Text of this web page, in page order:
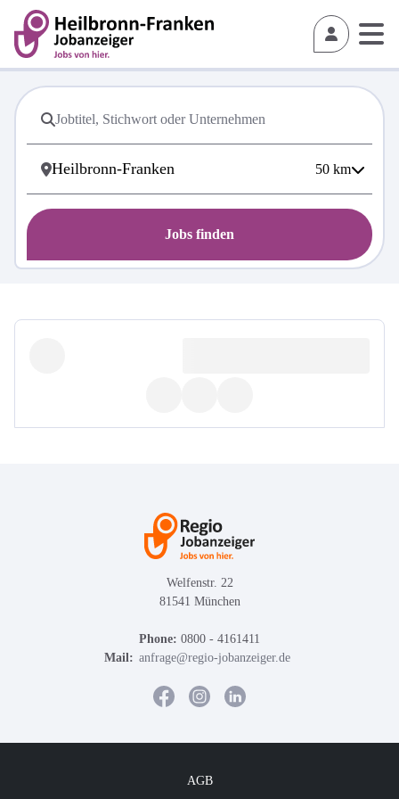
50 km
Jobs finden
Welfenstr. 22
81541 München
Phone: 0800 - 4161411
Mail: anfrage@regio-jobanzeiger.de
AGB